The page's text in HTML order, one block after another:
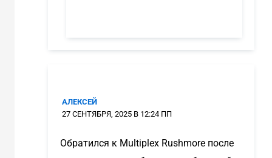
АЛЕКСЕЙ
27 СЕНТЯБРЯ, 2025 В 12:24 ПП
Обратился к Multiplex Rushmore после